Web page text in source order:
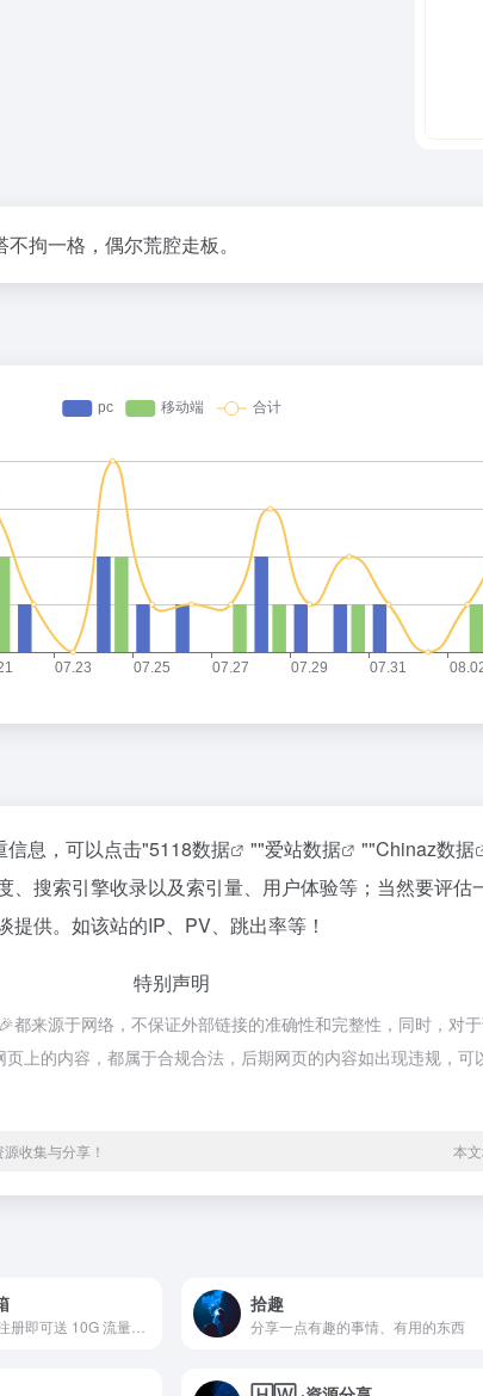
拘一格，偶尔荒腔走板。
息，可以点击"5118数据 ""爱站数据 ""Chinaz数据
搜索引擎收录以及索引量、用户体验等；当然要评
供。如该站的IP、PV、跳出率等！
特别声明
来源于网络，不保证外部链接的准确性和完整性，同时，对
上的内容，都属于合规合法，后期网页的内容如出现违规，
收集与分享！ 本
拾趣
分享一点有趣的事情、有用的东西